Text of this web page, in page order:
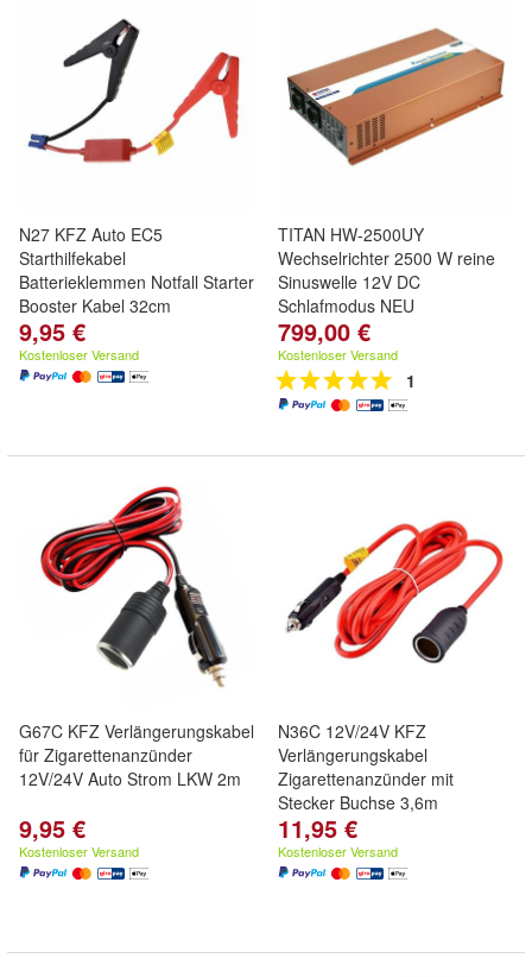
N27 KFZ Auto EC5
Starthilfekabel
Batterieklemmen Notfall Starter
Booster Kabel 32cm
9,95 €
Kostenloser Versand
TITAN HW-2500UY
Wechselrichter 2500 W reine
Sinuswelle 12V DC
Schlafmodus NEU
799,00 €
Kostenloser Versand
1
G67C KFZ Verlängerungskabel
für Zigarettenanzünder
12V/24V Auto Strom LKW 2m
9,95 €
Kostenloser Versand
N36C 12V/24V KFZ
Verlängerungskabel
Zigarettenanzünder mit
Stecker Buchse 3,6m
11,95 €
Kostenloser Versand